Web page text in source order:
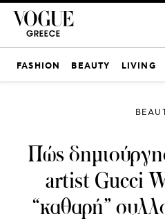
FASHION BEAUTY LIVING
Πώς
artist Gucci
“καθαρή”